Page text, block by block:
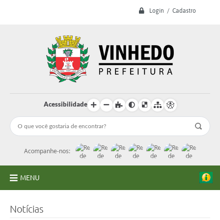
Login / Cadastro
Acessibilidade
Acompanhe-nos:
MENU
Notícias